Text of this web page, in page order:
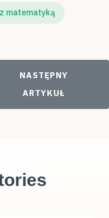
matematyką
NA
NASTĘPNY
NASTĘPNY
ARTYKUŁ